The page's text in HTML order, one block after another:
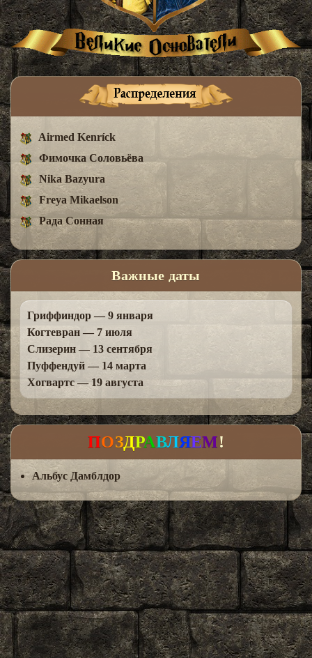
Airmed Kenríck
Фимочка Соловьёва
Nika Bazyura
Freya Mikaelson
Рада Сонная
Важные даты
Гриффиндор — 9 января
Когтевран — 7 июля
Слизерин — 13 сентября
Пуффендуй — 14 марта
Хогвартс — 19 августа
ПОЗДРАВЛЯЕМ!
Альбус Дамблдор